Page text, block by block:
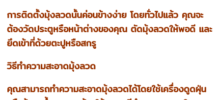
การติดตั้งมุ้งลวดนั้นค่อนข้างง่าย โดยทั่วไปแล้ว คุณจะ
ต้องวัดประตูหรือหน้าต่างของคุณ ตัดมุ้งลวดให้พอดี และ
ยึดเข้าที่ด้วยตะปูหรือสกรู
วิธีทำความสะอาดมุ้งลวด
คุณสามารถทำความสะอาดมุ้งลวดได้โดยใช้เครื่องดูดฝุ่น